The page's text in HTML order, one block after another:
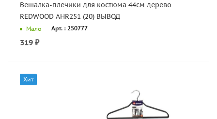
Вешалка-плечики для костюма 44см дерево
REDWOOD AHR251 (20) ВЫВОД
Мало Арт. : 250777
319 ₽
Хит